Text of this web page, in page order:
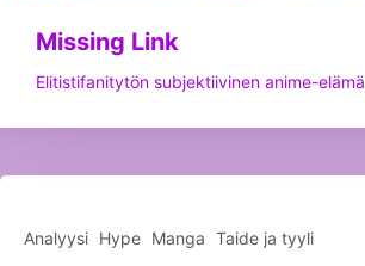
Missing Link
Elitistifanitytön subjektiivinen anime-elämä
Analyysi Hype Manga Taide ja tyyli